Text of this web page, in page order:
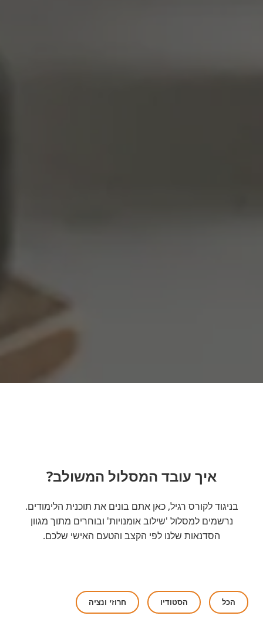
איך עובד המסלול המשולב?
בניגוד לקורס רגיל, כאן אתם בונים את תוכנית הלימודים.
נרשמים למסלול 'שילוב אומנויות' ובוחרים מתוך מגוון
הסדנאות שלנו לפי הקצב והטעם האישי שלכם.
הכל הסטודיו חרוזי ונציה